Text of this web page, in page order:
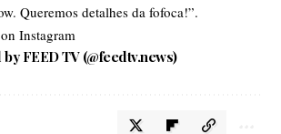
Queremos detalhes da fofoca!”.
Instagram
FEED TV (@feedtv.news)